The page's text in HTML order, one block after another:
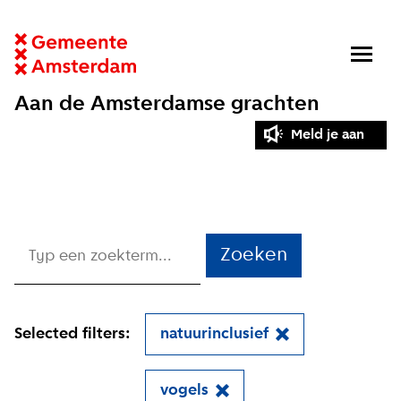
Aan de Amsterdamse grachten
Meld je aan
Zoeken
Selected filters: natuurinclusief
vogels